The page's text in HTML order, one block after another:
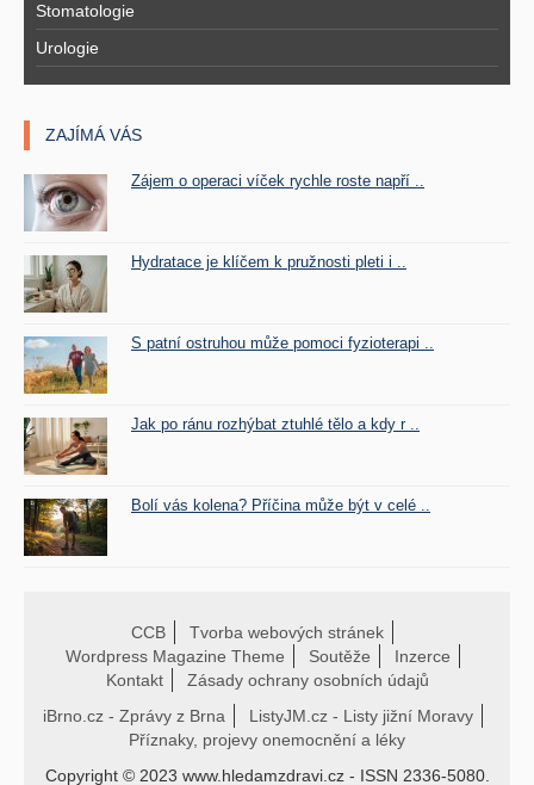
Stomatologie
Urologie
ZAJÍMÁ VÁS
Zájem o operaci víček rychle roste napří ..
Hydratace je klíčem k pružnosti pleti i ..
S patní ostruhou může pomoci fyzioterapi ..
Jak po ránu rozhýbat ztuhlé tělo a kdy r ..
Bolí vás kolena? Příčina může být v celé ..
CCB
Tvorba webových stránek
Wordpress Magazine Theme
Soutěže
Inzerce
Kontakt
Zásady ochrany osobních údajů
iBrno.cz - Zprávy z Brna
ListyJM.cz - Listy jižní Moravy
Příznaky, projevy onemocnění a léky
Copyright © 2023 www.hledamzdravi.cz - ISSN 2336-5080.